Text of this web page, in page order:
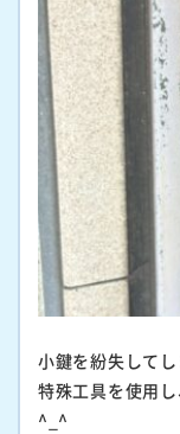
小鍵を紛失して
特殊工具を使用
^_^